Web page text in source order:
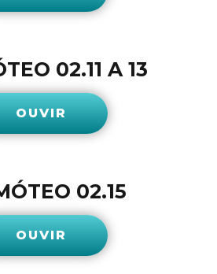
02.11 A 13
OUVIR
02.15
OUVIR